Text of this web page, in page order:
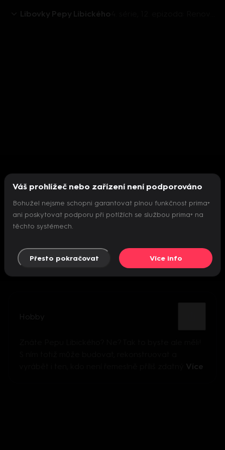
Libovky Pepy Libického
Nepodařilo se inicializovat přehrávač
Hobby
Více
Váš prohlížeč nebo zařízení není podporováno
Bohužel nejsme schopni garantovat plnou funkčnost prima+
ani poskytovat podporu při potížích se službou prima+ na
těchto systémech.
Přesto pokračovat Více info